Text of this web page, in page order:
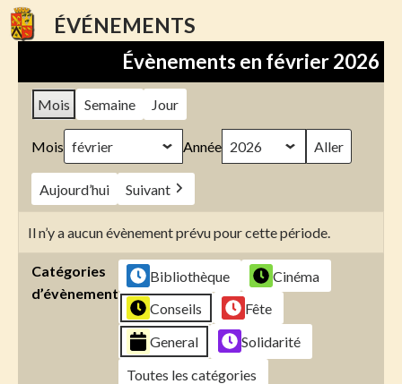
TO
CONTENTÉVÉNEMENTS
Évènements en février 2026
Mois Semaine Jour
Mois Année
Aujourd’hui Suivant
Il n’y a aucun évènement prévu pour cette période.
Catégories
d’évènement
Bibliothèque
Cinéma
Conseils
Fête
General
Solidarité
Toutes les catégories